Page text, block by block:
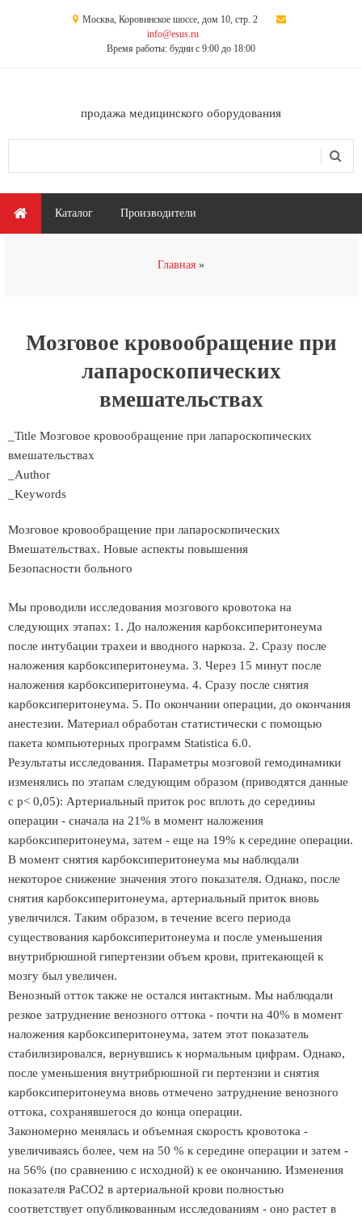
Москва, Коровинское шоссе, дом 10, стр. 2
info@esus.ru
Время работы: будни с 9:00 до 18:00
продажа медицинского оборудования
Главное меню
Каталог Производители
Главная
Мозговое кровообращение при
лапароскопических
вмешательствах
_Title Мозговое кровообращение при лапароскопических
вмешательствах
_Author
_Keywords
Мозговое кровообращение при лапароскопических
Вмешательствах. Новые аспекты повышения
Безопасности больного
Мы проводили исследования мозгового кровотока на
следующих этапах: 1. До наложения карбоксиперитонеума
после интубации трахеи и вводного наркоза. 2. Сразу после
наложения карбоксиперитонеума. 3. Через 15 минут после
наложения карбоксиперитонеума. 4. Сразу после снятия
карбоксиперитонеума. 5. По окончании операции, до окончания
анестезии. Материал обработан статистически с помощью
пакета компьютерных программ Statistica 6.0.
Результаты исследования. Параметры мозговой гемодинамики
изменялись по этапам следующим образом (приводятся данные
с р< 0,05): Артериальный приток рос вплоть до середины
операции - сначала на 21% в момент наложения
карбоксиперитонеума, затем - еще на 19% к середине операции.
В момент снятия карбоксиперитонеума мы наблюдали
некоторое снижение значения этого показателя. Однако, после
снятия карбоксиперитонеума, артериальный приток вновь
увеличился. Таким образом, в течение всего периода
существования карбоксиперитонеума и после уменьшения
внутрибрюшной гипертензии объем крови, притекающей к
мозгу был увеличен.
Венозный отток также не остался интактным. Мы наблюдали
резкое затруднение венозного оттока - почти на 40% в момент
наложения карбоксиперитонеума, затем этот показатель
стабилизировался, вернувшись к нормальным цифрам. Однако,
после уменьшения внутрибрюшной ги пертензии и снятия
карбоксиперитонеума вновь отмечено затруднение венозного
оттока, сохранявшегося до конца операции.
Закономерно менялась и объемная скорость кровотока -
увеличиваясь более, чем на 50 % к середине операции и затем -
на 56% (по сравнению с исходной) к ее окончанию. Изменения
показателя РаСО2 в артериальной крови полностью
соответствует опубликованным исследованиям - оно растет в